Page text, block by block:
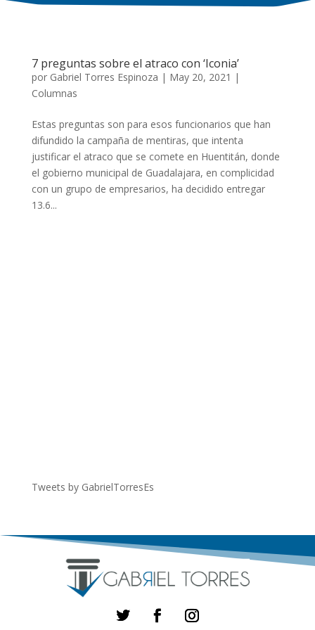
7 preguntas sobre el atraco con ‘Iconia’
por Gabriel Torres Espinoza | May 20, 2021 |
Columnas
Estas preguntas son para esos funcionarios que han
difundido la campaña de mentiras, que intenta
justificar el atraco que se comete en Huentitán, donde
el gobierno municipal de Guadalajara, en complicidad
con un grupo de empresarios, ha decidido entregar
13.6...
Tweets by GabrielTorresEs